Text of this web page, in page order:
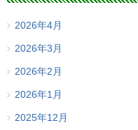
2026年4月
2026年3月
2026年2月
2026年1月
2025年12月